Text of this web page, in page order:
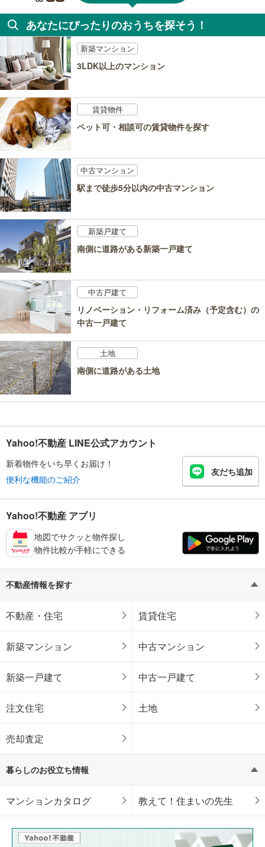
あなたにぴったりのおうちを探そう！
新築マンション
3LDK以上のマンション
賃貸物件
ペット可・相談可の賃貸物件を探す
中古マンション
駅まで徒歩5分以内の中古マンション
新築戸建て
南側に道路がある新築一戸建て
中古戸建て
リノベーション・リフォーム済み（予定含む）の
中古一戸建て
土地
南側に道路がある土地
Yahoo!不動産 LINE公式アカウント
新着物件をいち早くお届け！
便利な機能のご紹介
友だち追加
Yahoo!不動産 アプリ
地図でサクッと物件探し
物件比較が手軽にできる
不動産情報を探す
不動産・住宅 賃貸住宅
新築マンション 中古マンション
新築一戸建て 中古一戸建て
注文住宅 土地
売却査定
暮らしのお役立ち情報
マンションカタログ 教えて！住まいの先生